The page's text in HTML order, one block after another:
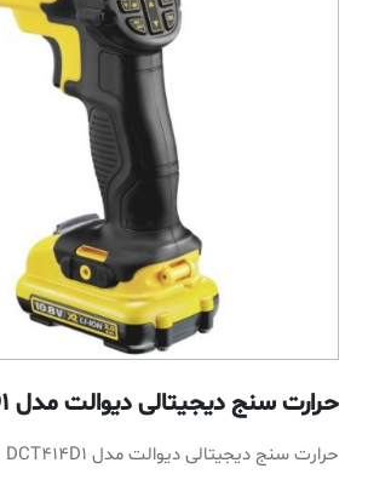
حرارت سنج دیجیتالی دیوالت مدل DCT414D1
حرارت سنج دیجیتالی دیوالت مدل DCT414D1